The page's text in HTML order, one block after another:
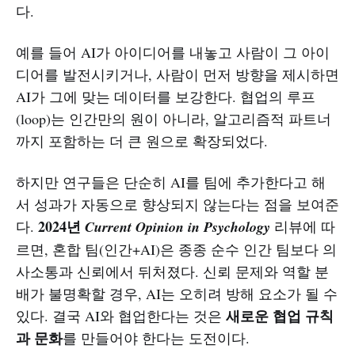
다.
예를 들어 AI가 아이디어를 내놓고 사람이 그 아이
디어를 발전시키거나, 사람이 먼저 방향을 제시하면
AI가 그에 맞는 데이터를 보강한다. 협업의 루프
(loop)는 인간만의 원이 아니라, 알고리즘적 파트너
까지 포함하는 더 큰 원으로 확장되었다.
하지만 연구들은 단순히 AI를 팀에 추가한다고 해
서 성과가 자동으로 향상되지 않는다는 점을 보여준
다. 2024년 Current Opinion in Psychology 리뷰에 따
르면, 혼합 팀(인간+AI)은 종종 순수 인간 팀보다 의
사소통과 신뢰에서 뒤처졌다. 신뢰 문제와 역할 분
배가 불명확할 경우, AI는 오히려 방해 요소가 될 수
있다. 결국 AI와 협업한다는 것은 새로운 협업 규칙
과 문화를 만들어야 한다는 도전이다.